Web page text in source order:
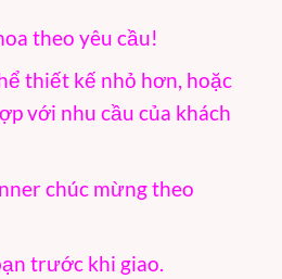
theo yêu cầu!
thiết kế nhỏ hơn, hoặc
với nhu cầu của khách
chúc mừng theo
trước khi giao.